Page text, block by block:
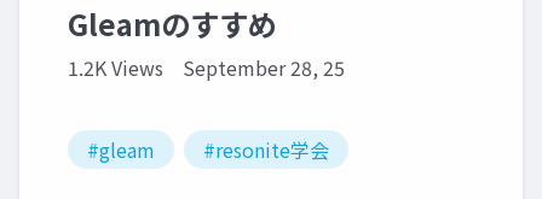
Gleamのすすめ
1.2K Views September 28, 25
#gleam #resonite学会